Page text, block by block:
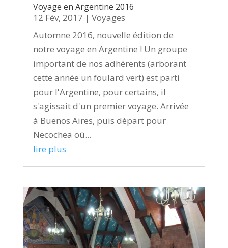
Voyage en Argentine 2016
12 Fév, 2017 | Voyages
Automne 2016, nouvelle édition de
notre voyage en Argentine ! Un groupe
important de nos adhérents (arborant
cette année un foulard vert) est parti
pour l'Argentine, pour certains, il
s'agissait d'un premier voyage. Arrivée
à Buenos Aires, puis départ pour
Necochea où...
lire plus